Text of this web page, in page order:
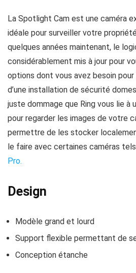
La Spotlight Cam est une caméra
idéale pour surveiller votre
quelques années maintenant, le
considérablement mis à jour pour
options dont vous avez besoin pour
d’une installation de sécurité
juste dommage que Ring vous lie à
pour regarder les images de votre
permettre de les stocker
le faire avec certaines caméras
Pro.
Design
Modèle grand et lourd
Support flexible permettant de
Conception étanche